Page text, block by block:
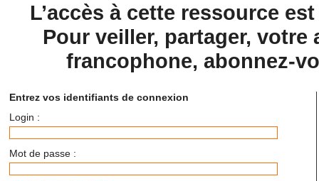
L’accès à cette ressource
Pour veiller, partager,
francophone, abonnez-
Entrez vos identifiants de connexion
Login :
Mot de passe :